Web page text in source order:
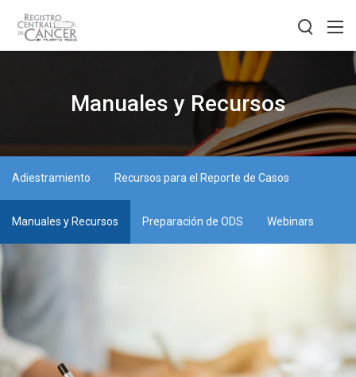
Manuales y Recursos
Adiestramiento Recursos para el Reporte de Casos
Manuales y Recursos Preparación de ODS Webinars